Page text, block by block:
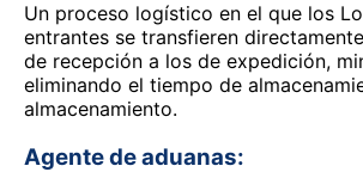
Un proceso logístico en el que los
entrantes se transfieren
de recepción a los de expedición,
eliminando el tiempo de
almacenamiento.
Agente de aduanas: